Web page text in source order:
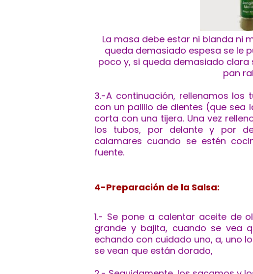
La masa debe estar ni blanda ni
queda demasiado espesa se le
poco y, si queda demasiado
pan
3.-A continuación, rellenamos
con un palillo de dientes (que sea
corta con una tijera. Una vez
los tubos, por delante y por
calamares cuando se estén
fuente.
4-Preparación de la Salsa:
1.- Se pone a calentar aceite de
grande y bajita, cuando se vea
echando con cuidado uno, a, uno
se vean que están dorado,